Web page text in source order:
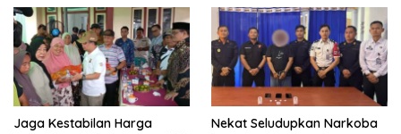
Jaga Kestabilan Harga
Nekat Seludupkan Narkoba